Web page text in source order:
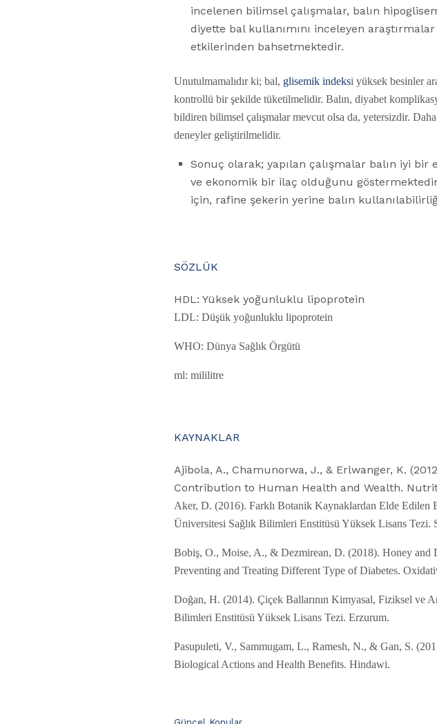
incelenen bilimsel çalışmalar, balın
diyette bal kullanımını inceleyen
etkilerinden bahsetmektedir.
Unutulmamalıdır ki; bal, glisemik indeksi yüksek besinler
kontrollü bir şekilde tüketilmelidir. Balın, diyabet
bildiren bilimsel çalışmalar mevcut olsa da, yetersizdir.
deneyler geliştirilmelidir.
Sonuç olarak; yapılan çalışmalar balın iyi bir
ve ekonomik bir ilaç olduğunu
için, rafine şekerin yerine balın
SÖZLÜK
HDL: Yüksek yoğunluklu lipoprotein
LDL: Düşük yoğunluklu lipoprotein
WHO: Dünya Sağlık Örgütü
ml: mililitre
KAYNAKLAR
Ajibola, A., Chamunorwa, J., & Erlwanger, K.
Contribution to Human Health and Wealth.
Aker, D. (2016). Farklı Botanik Kaynaklardan Elde Edilen
Üniversitesi Sağlık Bilimleri Enstitüsü Yüksek Lisans Tezi.
Bobiş, O., Moise, A., & Dezmirean, D. (2018). Honey and
Preventing and Treating Different Type of Diabetes.
Doğan, H. (2014). Çiçek Ballarının Kimyasal, Fiziksel ve
Bilimleri Enstitüsü Yüksek Lisans Tezi. Erzurum.
Pasupuleti, V., Sammugam, L., Ramesh, N., & Gan, S.
Biological Actions and Health Benefits. Hindawi.
C